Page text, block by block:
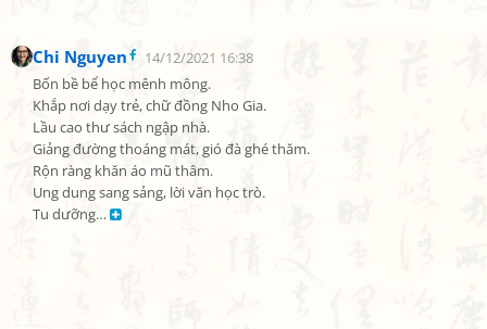
Chi Nguyen
14/12/2021 16:38
Bốn bề bể học mênh mông.
Khắp nơi dạy trẻ, chữ đồng Nho Gia.
Lầu cao thư sách ngập nhà.
Giảng đường thoáng mát, gió đà ghé thăm.
Rộn ràng khăn áo mũ thâm.
Ung dung sang sảng, lời văn học trò.
Tu dưỡng…